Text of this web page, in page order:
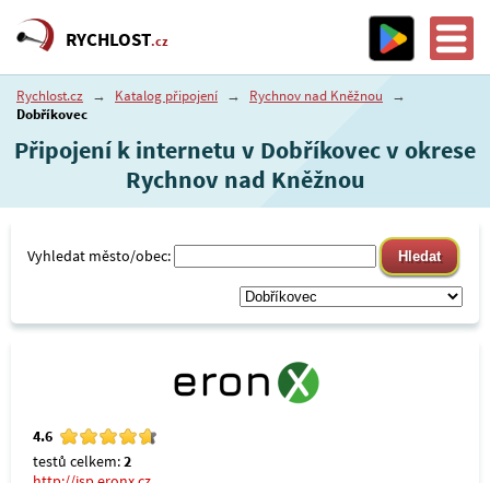
RYCHLOST.cz
Rychlost.cz → Katalog připojení → Rychnov nad Kněžnou
→
Dobříkovec
Připojení k internetu v Dobříkovec v okrese
Rychnov nad Kněžnou
Vyhledat město/obec:
4.6
testů celkem:2